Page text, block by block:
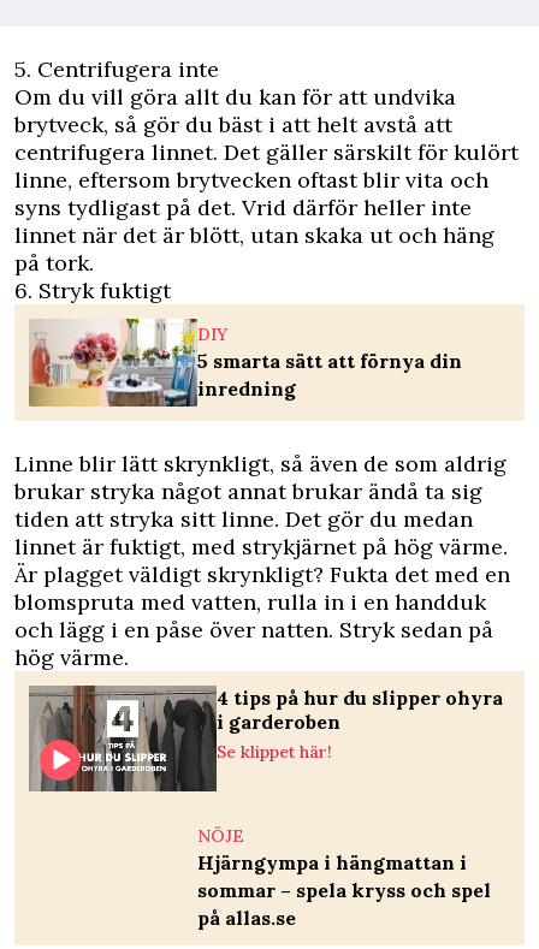
5. Centrifugera inte
Om du vill göra allt du kan för att undvika
brytveck, så gör du bäst i att helt avstå att
centrifugera linnet. Det gäller särskilt för kulört
linne, eftersom brytvecken oftast blir vita och
syns tydligast på det. Vrid därför heller inte
linnet när det är blött, utan skaka ut och häng
på tork.
6. Stryk fuktigt
DIY
5 smarta sätt att förnya din
inredning
Linne blir lätt skrynkligt, så även de som aldrig
brukar stryka något annat brukar ändå ta sig
tiden att stryka sitt linne. Det gör du medan
linnet är fuktigt, med strykjärnet på hög värme.
Är plagget väldigt skrynkligt? Fukta det med en
blomspruta med vatten, rulla in i en handduk
och lägg i en påse över natten. Stryk sedan på
hög värme.
4 tips på hur du slipper ohyra
i garderoben
Se klippet här!
NÖJE
Hjärngympa i hängmattan i
sommar – spela kryss och spel
på allas.se